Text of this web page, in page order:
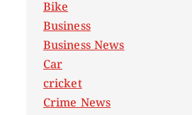
Bike
Business
Business News
Car
cricket
Crime News